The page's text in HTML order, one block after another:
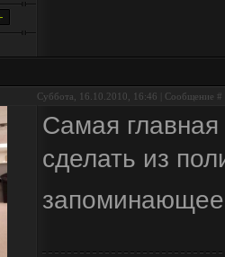
Суббота, 16.10.2010, 16:46 | Сообщение #
Самая
сделать из